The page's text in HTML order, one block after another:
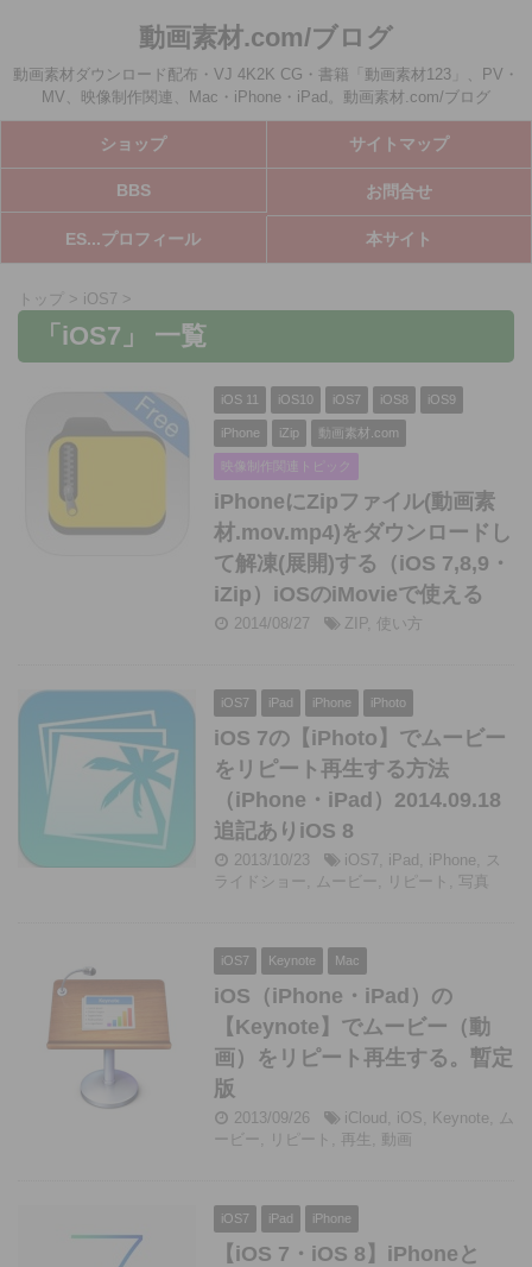
動画素材.com/ブログ
動画素材ダウンロード配布・VJ 4K2K CG・書籍「動画素材123」、PV・
MV、映像制作関連、Mac・iPhone・iPad。動画素材.com/ブログ
ショップ サイトマップ
BBS お問合せ
ES...プロフィール 本サイト
トップ > iOS7 >
「iOS7」 一覧
iOS 11 iOS10 iOS7 iOS8 iOS9
iPhone iZip 動画素材.com
映像制作関連トピック
iPhoneにZipファイル(動画素
材.mov.mp4)をダウンロードし
て解凍(展開)する（iOS 7,8,9・
iZip）iOSのiMovieで使える
2014/08/27 ZIP, 使い方
iOS7 iPad iPhone iPhoto
iOS 7の【iPhoto】でムービー
をリピート再生する方法
（iPhone・iPad）2014.09.18
追記ありiOS 8
2013/10/23 iOS7, iPad , iPhone, ス
ライドショー , ムービー , リピート , 写真
iOS7 Keynote Mac
iOS（iPhone・iPad）の
【Keynote】でムービー（動
画）をリピート再生する。暫定
版
2013/09/26 iCloud , iOS, Keynote, ム
ービー , リピート , 再生 , 動画
iOS7 iPad iPhone
【iOS 7・iOS 8】iPhoneと